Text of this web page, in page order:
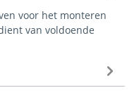
voor het monteren
van voldoende